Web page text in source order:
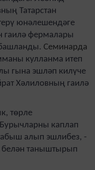
Татарстан
юнәлешендәге
гаилә фермалары
Семинарда
кулланма итеп
гына эшләп килүче
Хәлиловның гаилә
төрле
каплап
алып эшлибез, -
таныштырып